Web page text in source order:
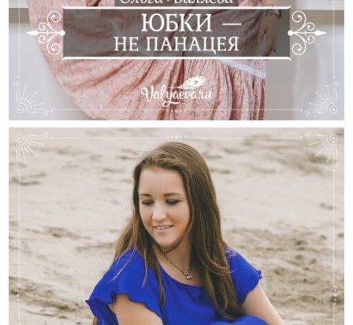
Юбки — Не Панацея